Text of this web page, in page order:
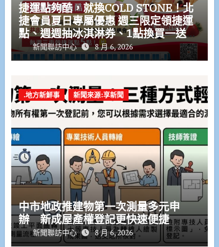
捷運點夠酷，就換COLD STONE！北
捷會員夏日專屬優惠 週三限定領捷運
點、週週抽冰淇淋券、1點換買一送一
優惠券
新聞聯訪中心 8 月 6, 2026
.地方新鮮事 新聞來源:享新聞
中市地政推建物第一次測量多元申
辦 新成屋產權登記更快速便捷
新聞聯訪中心 8 月 6, 2026